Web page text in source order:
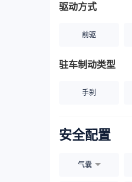
驱动方式
前驱
驻车制动类型
手刹
安全配置
气囊